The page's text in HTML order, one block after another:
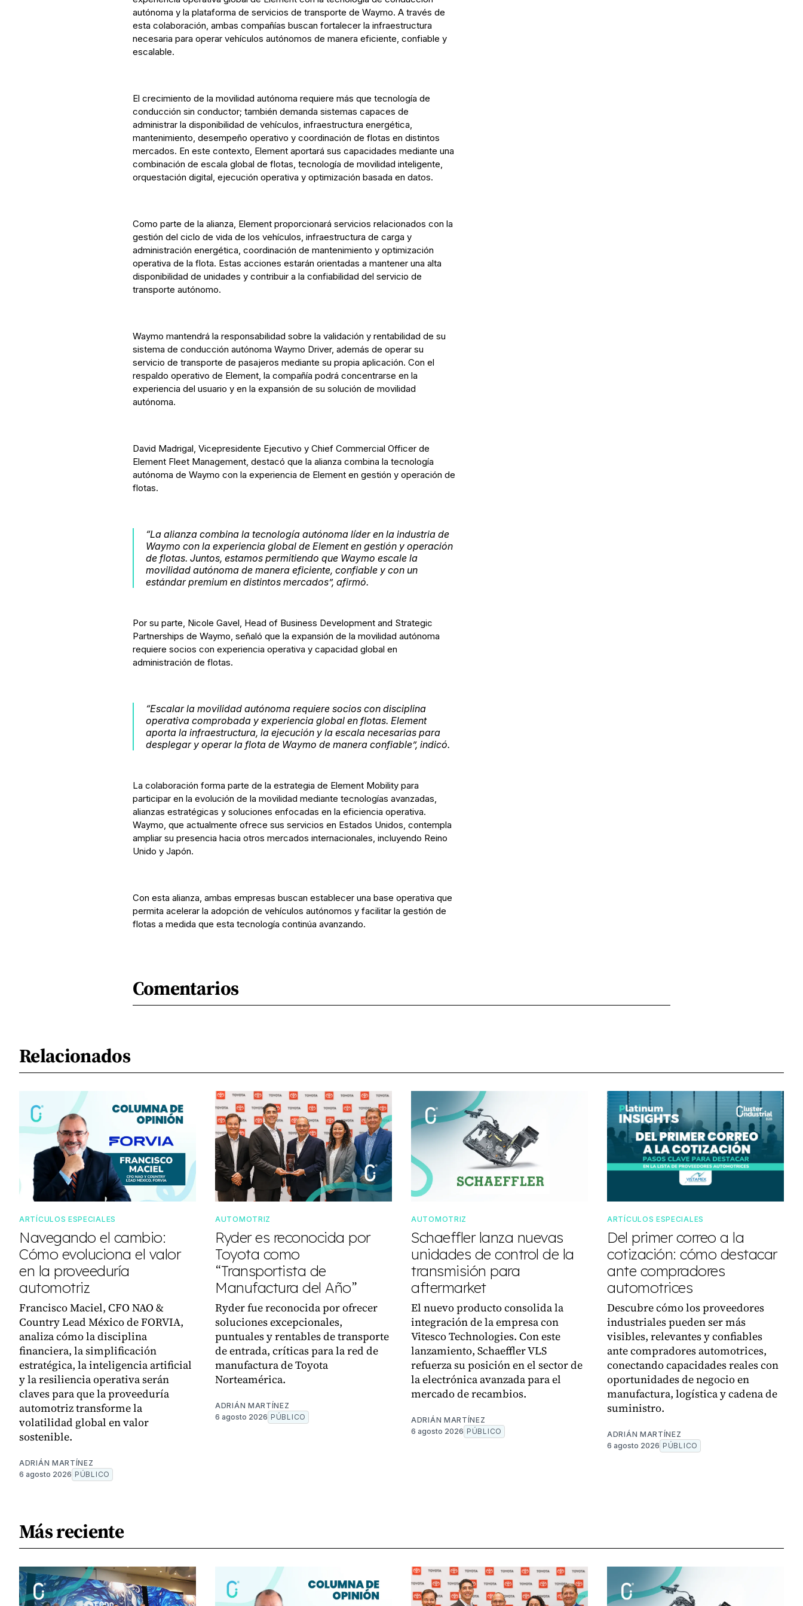
autónoma y la plataforma de servicios de transporte de Waymo. A través de
esta colaboración, ambas compañías buscan fortalecer la infraestructura
necesaria para operar vehículos autónomos de manera eficiente, confiable y
escalable.
El crecimiento de la movilidad autónoma requiere más que tecnología de
conducción sin conductor; también demanda sistemas capaces de
administrar la disponibilidad de vehículos, infraestructura energética,
mantenimiento, desempeño operativo y coordinación de flotas en distintos
mercados. En este contexto, Element aportará sus capacidades mediante una
combinación de escala global de flotas, tecnología de movilidad inteligente,
orquestación digital, ejecución operativa y optimización basada en datos.
Como parte de la alianza, Element proporcionará servicios relacionados con la
gestión del ciclo de vida de los vehículos, infraestructura de carga y
administración energética, coordinación de mantenimiento y optimización
operativa de la flota. Estas acciones estarán orientadas a mantener una alta
disponibilidad de unidades y contribuir a la confiabilidad del servicio de
transporte autónomo.
Waymo mantendrá la responsabilidad sobre la validación y rentabilidad de su
sistema de conducción autónoma Waymo Driver, además de operar su
servicio de transporte de pasajeros mediante su propia aplicación. Con el
respaldo operativo de Element, la compañía podrá concentrarse en la
experiencia del usuario y en la expansión de su solución de movilidad
autónoma.
David Madrigal, Vicepresidente Ejecutivo y Chief Commercial Officer de
Element Fleet Management, destacó que la alianza combina la tecnología
autónoma de Waymo con la experiencia de Element en gestión y operación de
flotas.
“La alianza combina la tecnología autónoma líder en la industria de
Waymo con la experiencia global de Element en gestión y operación
de flotas. Juntos, estamos permitiendo que Waymo escale la
movilidad autónoma de manera eficiente, confiable y con un
estándar premium en distintos mercados”, afirmó.
Por su parte, Nicole Gavel, Head of Business Development and Strategic
Partnerships de Waymo, señaló que la expansión de la movilidad autónoma
requiere socios con experiencia operativa y capacidad global en
administración de flotas.
“Escalar la movilidad autónoma requiere socios con disciplina
operativa comprobada y experiencia global en flotas. Element
aporta la infraestructura, la ejecución y la escala necesarias para
desplegar y operar la flota de Waymo de manera confiable”, indicó.
La colaboración forma parte de la estrategia de Element Mobility para
participar en la evolución de la movilidad mediante tecnologías avanzadas,
alianzas estratégicas y soluciones enfocadas en la eficiencia operativa.
Waymo, que actualmente ofrece sus servicios en Estados Unidos, contempla
ampliar su presencia hacia otros mercados internacionales, incluyendo Reino
Unido y Japón.
Con esta alianza, ambas empresas buscan establecer una base operativa que
permita acelerar la adopción de vehículos autónomos y facilitar la gestión de
flotas a medida que esta tecnología continúa avanzando.
Comentarios
Relacionados
ARTÍCULOS ESPECIALES
Navegando el cambio:
Cómo evoluciona el valor
en la proveeduría
automotriz
Francisco Maciel, CFO NAO &
Country Lead México de FORVIA,
analiza cómo la disciplina
financiera, la simplificación
estratégica, la inteligencia artificial
y la resiliencia operativa serán
claves para que la proveeduría
automotriz transforme la
volatilidad global en valor
sostenible.
ADRIÁN MARTÍNEZ
6 agosto 2026 PÚBLICO
AUTOMOTRIZ
Ryder es reconocida por
Toyota como
“Transportista de
Manufactura del Año”
Ryder fue reconocida por ofrecer
soluciones excepcionales,
puntuales y rentables de transporte
de entrada, críticas para la red de
manufactura de Toyota
Norteamérica.
ADRIÁN MARTÍNEZ
6 agosto 2026 PÚBLICO
AUTOMOTRIZ
Schaeffler lanza nuevas
unidades de control de la
transmisión para
aftermarket
El nuevo producto consolida la
integración de la empresa con
Vitesco Technologies. Con este
lanzamiento, Schaeffler VLS
refuerza su posición en el sector de
la electrónica avanzada para el
mercado de recambios.
ADRIÁN MARTÍNEZ
6 agosto 2026 PÚBLICO
ARTÍCULOS ESPECIALES
Del primer correo a la
cotización: cómo destacar
ante compradores
automotrices
Descubre cómo los proveedores
industriales pueden ser más
visibles, relevantes y confiables
ante compradores automotrices,
conectando capacidades reales con
oportunidades de negocio en
manufactura, logística y cadena de
suministro.
ADRIÁN MARTÍNEZ
6 agosto 2026 PÚBLICO
Más reciente